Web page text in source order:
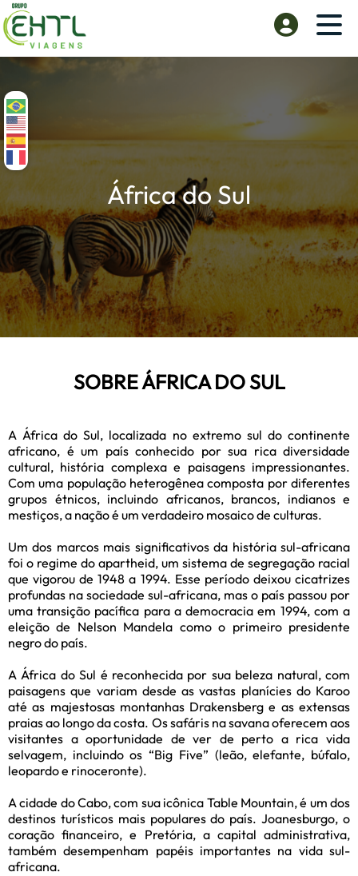
África do Sul
SOBRE ÁFRICA DO SUL
A África do Sul, localizada no extremo sul do continente
africano, é um país conhecido por sua rica diversidade
cultural, história complexa e paisagens impressionantes.
Com uma população heterogênea composta por diferentes
grupos étnicos, incluindo africanos, brancos, indianos e
mestiços, a nação é um verdadeiro mosaico de culturas.
Um dos marcos mais significativos da história sul-africana
foi o regime do apartheid, um sistema de segregação racial
que vigorou de 1948 a 1994. Esse período deixou cicatrizes
profundas na sociedade sul-africana, mas o país passou por
uma transição pacífica para a democracia em 1994, com a
eleição de Nelson Mandela como o primeiro presidente
negro do país.
A África do Sul é reconhecida por sua beleza natural, com
paisagens que variam desde as vastas planícies do Karoo
até as majestosas montanhas Drakensberg e as extensas
praias ao longo da costa. Os safáris na savana oferecem aos
visitantes a oportunidade de ver de perto a rica vida
selvagem, incluindo os “Big Five” (leão, elefante, búfalo,
leopardo e rinoceronte).
A cidade do Cabo, com sua icônica Table Mountain, é um dos
destinos turísticos mais populares do país. Joanesburgo, o
coração financeiro, e Pretória, a capital administrativa,
também desempenham papéis importantes na vida sul-
africana.